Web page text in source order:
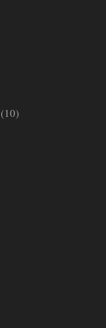
(10)